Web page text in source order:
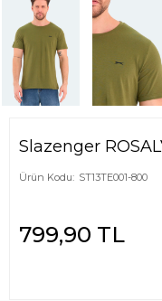
Slazenger
Ürün Kodu: ST13TE001-800
799,90 TL